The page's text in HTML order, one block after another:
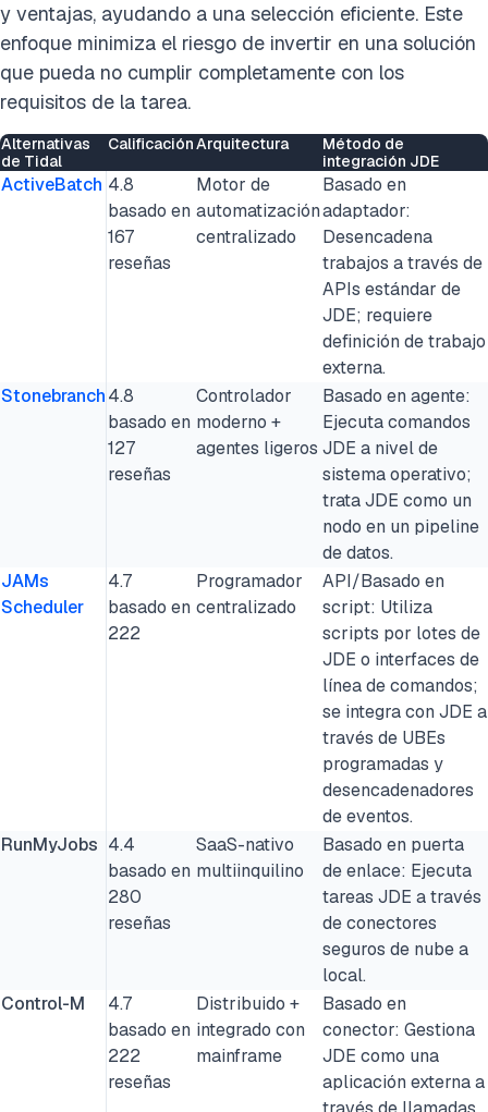
y ventajas, ayudando a una selección eficiente. Este
enfoque minimiza el riesgo de invertir en una solución
que pueda no cumplir completamente con los
requisitos de la tarea.
Alternativas
de Tidal
CalificaciónArquitectura
Método de
integración JDE
ActiveBatch 4.8
basado en
167
reseñas
Motor de
automatización
centralizado
Basado en
adaptador:
Desencadena
trabajos a través de
APIs estándar de
JDE; requiere
definición de trabajo
externa.
Stonebranch4.8
basado en
127
reseñas
Controlador
moderno +
agentes ligeros
Basado en agente:
Ejecuta comandos
JDE a nivel de
sistema operativo;
trata JDE como un
nodo en un pipeline
de datos.
JAMs
Scheduler
4.7
basado en
222
Programador
centralizado
API/Basado en
script: Utiliza
scripts por lotes de
JDE o interfaces de
línea de comandos;
se integra con JDE a
través de UBEs
programadas y
desencadenadores
de eventos.
RunMyJobs 4.4
basado en
280
reseñas
SaaS-nativo
multiinquilino
Basado en puerta
de enlace: Ejecuta
tareas JDE a través
de conectores
seguros de nube a
local.
Control-M
4.7
basado en
222
reseñas
Distribuido +
integrado con
mainframe
Basado en
conector: Gestiona
JDE como una
aplicación externa a